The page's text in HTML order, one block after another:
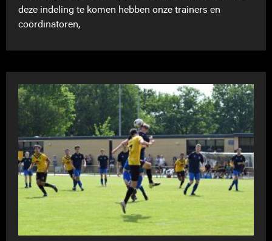
deze indeling te komen hebben onze trainers en
coördinatoren,